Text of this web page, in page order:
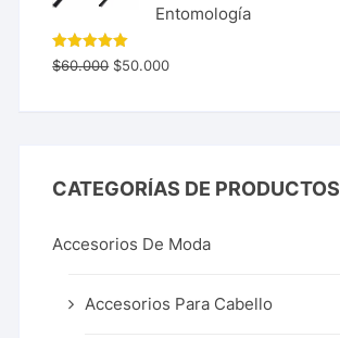
Entomología
Valorado
con 5.00
$60.000 $50.000
CATEGORÍAS DE PRODUCTOS
Accesorios De Moda
Accesorios Para Cabello